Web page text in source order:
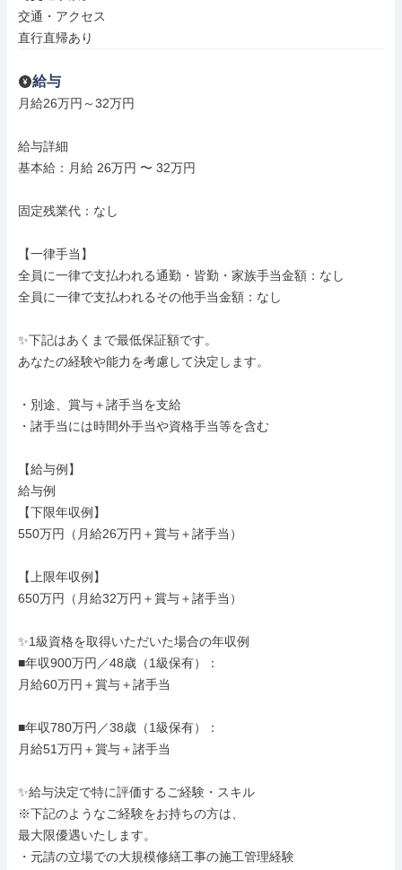
交通・アクセス
直行直帰あり
給与
月給26万円～32万円
給与詳細
基本給：月給 26万円 〜 32万円
固定残業代：なし
【一律手当】
全員に一律で支払われる通勤・皆勤・家族手当金額：なし
全員に一律で支払われるその他手当金額：なし
✨下記はあくまで最低保証額です。
あなたの経験や能力を考慮して決定します。
・別途、賞与＋諸手当を支給
・諸手当には時間外手当や資格手当等を含む
【給与例】
給与例
【下限年収例】
550万円（月給26万円＋賞与＋諸手当）
【上限年収例】
650万円（月給32万円＋賞与＋諸手当）
✨1級資格を取得いただいた場合の年収例
■年収900万円／48歳（1級保有）：
月給60万円＋賞与＋諸手当
■年収780万円／38歳（1級保有）：
月給51万円＋賞与＋諸手当
✨給与決定で特に評価するご経験・スキル
※下記のようなご経験をお持ちの方は、
最大限優遇いたします。
・元請の立場での大規模修繕工事の施工管理経験